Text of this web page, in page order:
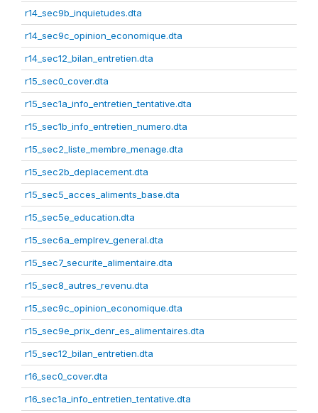
r14_sec9b_inquietudes.dta
r14_sec9c_opinion_economique.dta
r14_sec12_bilan_entretien.dta
r15_sec0_cover.dta
r15_sec1a_info_entretien_tentative.dta
r15_sec1b_info_entretien_numero.dta
r15_sec2_liste_membre_menage.dta
r15_sec2b_deplacement.dta
r15_sec5_acces_aliments_base.dta
r15_sec5e_education.dta
r15_sec6a_emplrev_general.dta
r15_sec7_securite_alimentaire.dta
r15_sec8_autres_revenu.dta
r15_sec9c_opinion_economique.dta
r15_sec9e_prix_denr_es_alimentaires.dta
r15_sec12_bilan_entretien.dta
r16_sec0_cover.dta
r16_sec1a_info_entretien_tentative.dta